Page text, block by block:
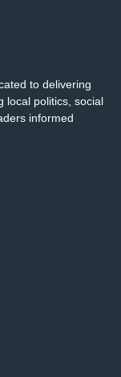
to delivering
local politics, social
informed